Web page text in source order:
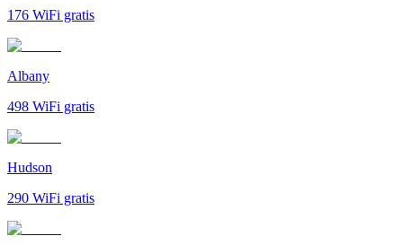
176 WiFi gratis
Albany
498 WiFi gratis
Hudson
290 WiFi gratis